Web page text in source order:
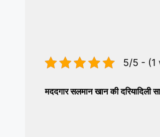
5/5 - (1
मददगार सलमान खान की दरियादिली